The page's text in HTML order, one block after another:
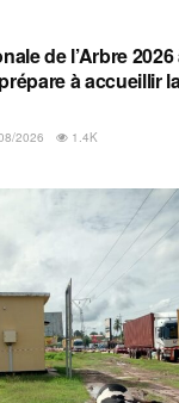
de l’Arbre
à accueillir
2026 1.4K